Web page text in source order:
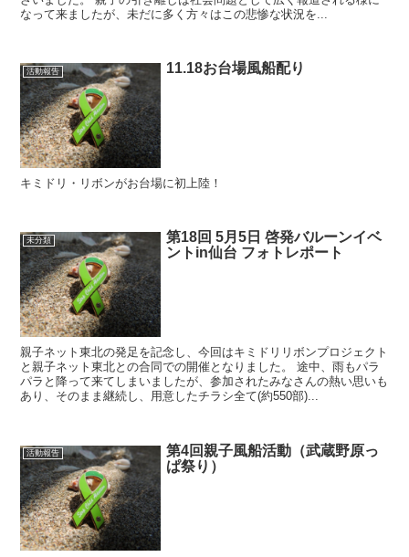
なって来ましたが、未だに多く方々はこの悲惨な状況を...
活動報告 11.18お台場風船配り
キミドリ・リボンがお台場に初上陸！
未分類
第18回 5月5日 啓発バルーンイベ
ントin仙台 フォトレポート
親子ネット東北の発足を記念し、今回はキミドリリボンプロジェクト
と親子ネット東北との合同での開催となりました。 途中、雨もパラ
パラと降って来てしまいましたが、参加されたみなさんの熱い思いも
あり、そのまま継続し、用意したチラシ全て(約550部)...
活動報告
第4回親子風船活動（武蔵野原っ
ぱ祭り）